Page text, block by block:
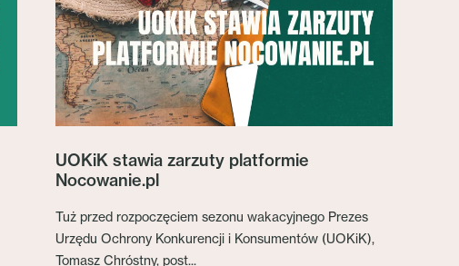
UOKiK stawia zarzuty platformie
Nocowanie.pl
Tuż przed rozpoczęciem sezonu wakacyjnego Prezes
Urzędu Ochrony Konkurencji i Konsumentów (UOKiK),
Tomasz Chróstny, post...